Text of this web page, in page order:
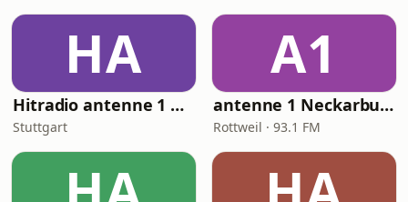
HA
Hitradio antenne 1 Unplugged Acoustic
Stuttgart
A1
antenne 1 Neckarburg Rock & Pop
Rottweil · 93.1 FM